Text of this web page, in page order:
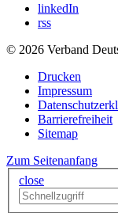
linkedIn
rss
© 2026 Verband
Drucken
Impressum
Barrierefreiheit
Sitemap
Zum Seitenanfang
close